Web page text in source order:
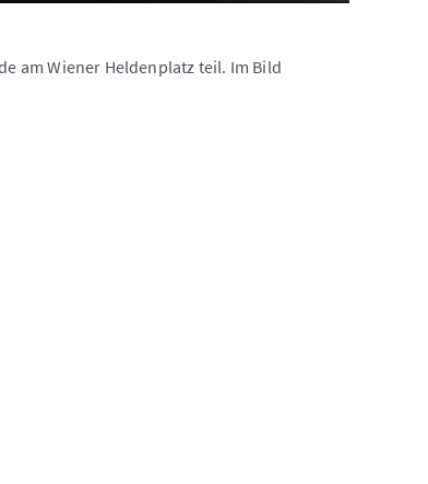
am Wiener Heldenplatz teil. Im Bild